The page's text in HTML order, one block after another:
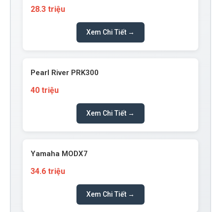
28.3 triệu
Xem Chi Tiết →
Pearl River PRK300
40 triệu
Xem Chi Tiết →
Yamaha MODX7
34.6 triệu
Xem Chi Tiết →